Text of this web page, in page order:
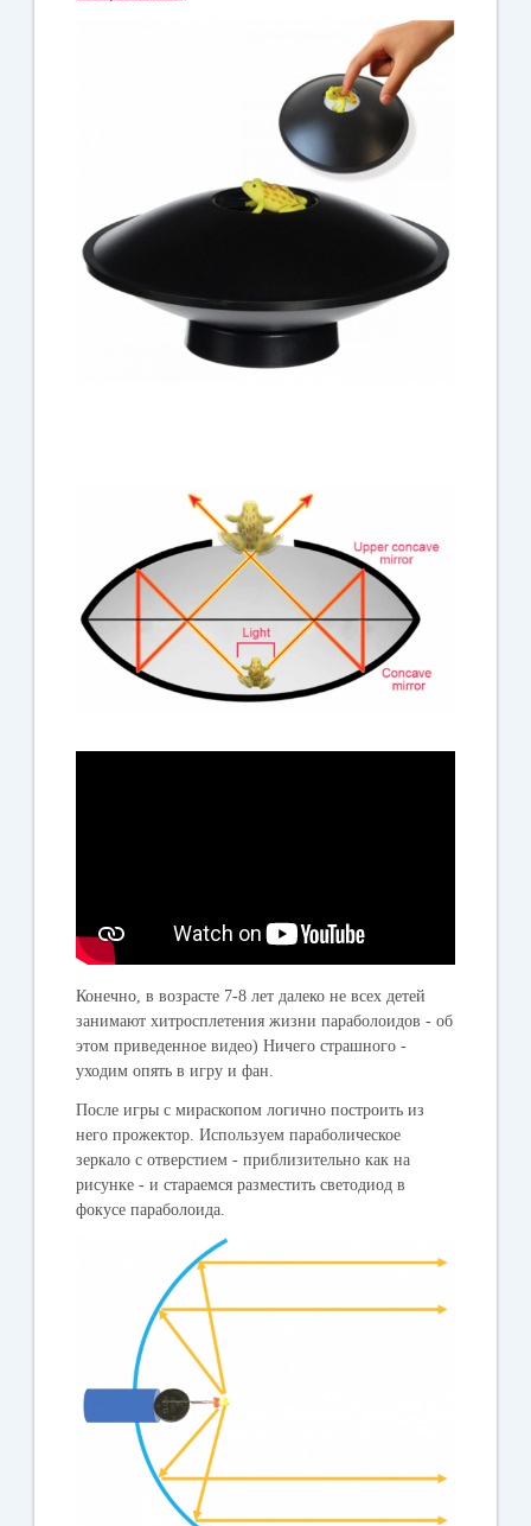
Конечно, в возрасте 7-8 лет далеко не всех детей
занимают хитросплетения жизни параболоидов - об
этом приведенное видео) Ничего страшного -
уходим опять в игру и фан.
После игры с мираскопом логично построить из
него прожектор. Используем параболическое
зеркало с отверстием - приблизительно как на
рисунке - и стараемся разместить светодиод в
фокусе параболоида.